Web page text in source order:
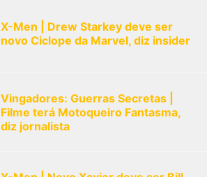
X-Men | Drew Starkey deve ser
novo Ciclope da Marvel, diz insider
Vingadores: Guerras Secretas |
Filme terá Motoqueiro Fantasma,
diz jornalista